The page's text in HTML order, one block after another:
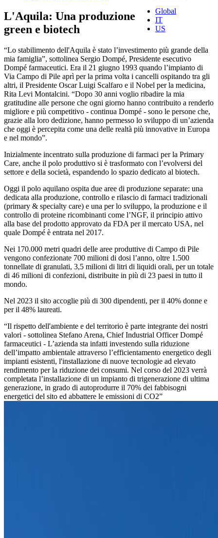
Global
IT
US
L'Aquila: Una produzione sempre più
green e biotech
“Lo stabilimento dell'Aquila è stato l’investimento più grande della
mia famiglia”, sottolinea Sergio Dompé, Presidente esecutivo
Dompé farmaceutici. Era il 21 giugno 1993 quando l’impianto di
Via Campo di Pile aprì per la prima volta i cancelli ospitando tra gli
altri, il Presidente Oscar Luigi Scalfaro e il Nobel per la medicina,
Rita Levi Montalcini. “Dopo 30 anni voglio ribadire la mia
gratitudine alle persone che ogni giorno hanno contribuito a renderlo
migliore e più competitivo - continua Dompé - sono le persone che,
grazie alla loro dedizione, hanno permesso lo sviluppo di un’azienda
che oggi è percepita come una delle realtà più innovative in Europa
e nel mondo”.
Inizialmente incentrato sulla produzione di farmaci per la Primary
Care, anche il polo produttivo si è trasformato con l’evolversi del
settore e della società, espandendo lo spazio dedicato al biotech.
Oggi il polo aquilano ospita due aree di produzione separate: una
dedicata alla produzione, controllo e rilascio di farmaci tradizionali
(primary & specialty care) e una per lo sviluppo, la produzione e il
controllo di proteine ricombinanti come l’NGF, il principio attivo
alla base del prodotto approvato da FDA per il mercato USA, nel
quale Dompé è entrata nel 2017.
Nei 170.000 metri quadri delle aree produttive di Campo di Pile
vengono confezionate 700 milioni di dosi l’anno, oltre 1.500
tonnellate di granulati, 3,5 milioni di litri di liquidi orali, per un totale
di 46 milioni di confezioni, distribuite in più di 23 paesi in tutto il
mondo.
Nel 2023 il sito accoglie più di 300 dipendenti, per il 40% donne e
per il 48% laureati.
“Il rispetto dell'ambiente e del territorio è parte integrante dei nostri
valori - sottolinea Stefano Arena, Chief Industrial Officer Dompé
farmaceutici - L’azienda sta infatti investendo sulla riduzione
dell’impatto ambientale attraverso l’efficientamento energetico degli
impianti esistenti, l'installazione di nuove tecnologie ad elevato
rendimento per la riduzione dei consumi. Nel corso del 2023 verrà
completata l’installazione di un impianto di trigenerazione di ultima
generazione, in grado di autoprodurre il 70% dei fabbisogni
energetici del sito ed abbattere le emissioni di CO2”